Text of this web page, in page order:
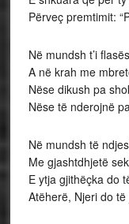
Përveç premtimit:
Në mundsh t’i
A në krah me
Nëse dikush pa
Nëse të nderojnë
Në mundsh të
Me gjashtdhjetë
E ytja gjithëçka do
Atëherë, Njeri do